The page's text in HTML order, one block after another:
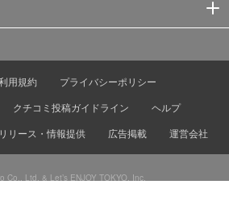
用規約
プライバシーポリシー
クチコミ投稿ガイドライン
ヘルプ
リース・情報提供 広告掲載 運営会社
Co., Ltd. & Let’s ENJOY TOKYO, Inc.